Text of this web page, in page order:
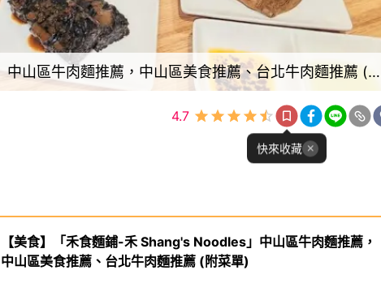
【美食】「禾食麵鋪-禾 Shang's Noodles」中山區牛肉麵推薦，中山區美食推薦、台北牛肉麵推薦 (附菜單)
4.7
快來收藏
【美食】「禾食麵鋪-禾 Shang's Noodles」中山區牛肉麵推薦，
中山區美食推薦、台北牛肉麵推薦 (附菜單)